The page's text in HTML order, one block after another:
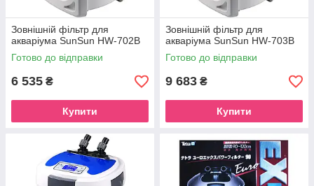
Зовнішній фільтр для
акваріума SunSun HW-702B
Готово до відправки
6 535 ₴
Купити
Зовнішній фільтр для
акваріума SunSun HW-703B
Готово до відправки
9 683 ₴
Купити